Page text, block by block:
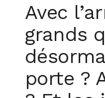
Avec
grands
porte ?